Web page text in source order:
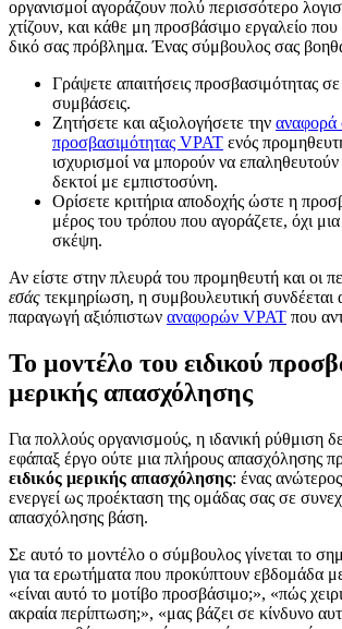
οργανισμοί αγοράζουν πολύ περισσότερο
χτίζουν, και κάθε μη προσβάσιμο εργαλείο που
δικό σας πρόβλημα. Ένας σύμβουλος σας
Γράψετε απαιτήσεις προσβασιμότητας
συμβάσεις.
Ζητήσετε και αξιολογήσετε την
προσβασιμότητας VPAT ενός
ισχυρισμοί να μπορούν να επαληθευτούν
δεκτοί με εμπιστοσύνη.
Ορίσετε κριτήρια αποδοχής ώστε η
μέρος του τρόπου που αγοράζετε, όχι
σκέψη.
Αν είστε στην πλευρά του προμηθευτή και οι
εσάς τεκμηρίωση, η συμβουλευτική συνδέεται
παραγωγή αξιόπιστων αναφορών VPAT που
Το μοντέλο του ειδικού
μερικής απασχόλησης
Για πολλούς οργανισμούς, η ιδανική ρύθμιση
εφάπαξ έργο ούτε μια πλήρους απασχόλησης
ειδικός μερικής απασχόλησης: ένας
ενεργεί ως προέκταση της ομάδας σας σε
απασχόλησης βάση.
Σε αυτό το μοντέλο ο σύμβουλος γίνεται το
για τα ερωτήματα που προκύπτουν εβδομάδα
«είναι αυτό το μοτίβο προσβάσιμο;», «πώς
ακραία περίπτωση;», «μας βάζει σε κίνδυνο